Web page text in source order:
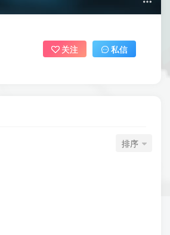
关注 私信
排序